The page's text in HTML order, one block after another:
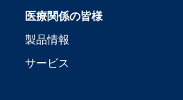
医療関係の皆様
製品情報
サービス